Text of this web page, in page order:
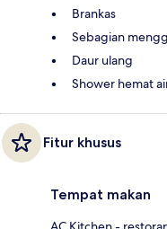
Brankas
Sebagian
Daur ulang
Shower hemat
Fitur khusus
Tempat makan